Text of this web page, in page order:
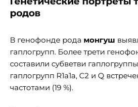
родов
В генофонде рода монгуш
гаплогрупп. Более трети
составили субветви
гаплогрупп R1a1a, C2 и Q
частотами (19 %).